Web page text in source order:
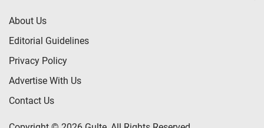
About Us
Editorial Guidelines
Privacy Policy
Advertise With Us
Contact Us